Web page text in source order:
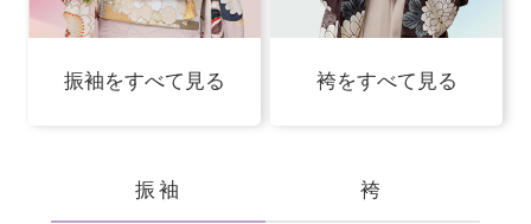
振袖をすべて見る 袴をすべて見る
振袖 袴